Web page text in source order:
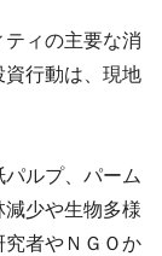
ィの主要な消
行動は、現地
ルプ、パーム
少や生物多様
者やＮＧＯか